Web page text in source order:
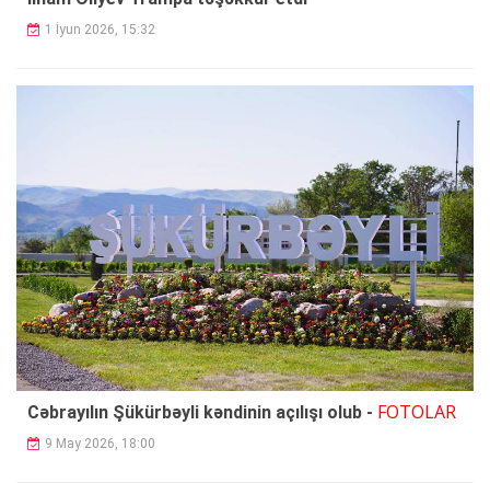
1 İyun 2026, 15:32
Cəbrayılın Şükürbəyli kəndinin açılışı olub - FOTOLAR
9 May 2026, 18:00